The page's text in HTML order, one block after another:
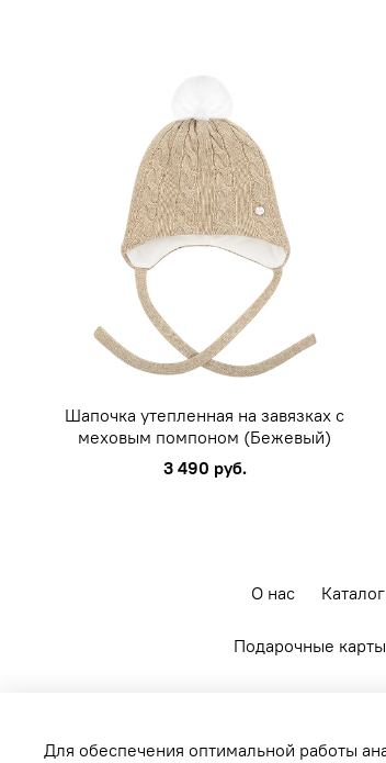
Шапочка утепленная на завязках с
меховым помпоном (Бежевый)
3 490 руб.
О нас Каталог
Подарочные карты
+7 903 520 56 65
Для обеспечения оптимальной работы